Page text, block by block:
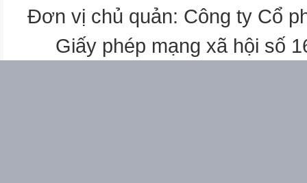
Đọc một số bài hay
trước lớp
Đơn vị chủ quản: Công ty Cổ
Giấy phép mạng xã hội số